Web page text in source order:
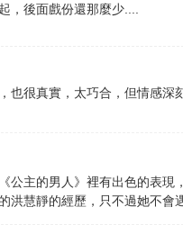
，後面戲份還那麼少....
也很真實，太巧合，但情感深
公主的男人》裡有出色的表現
慧靜的經歷，只不過她不會